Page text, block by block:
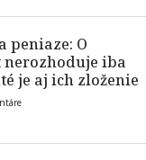
peniaze: O
nerozhoduje iba
je aj ich zloženie